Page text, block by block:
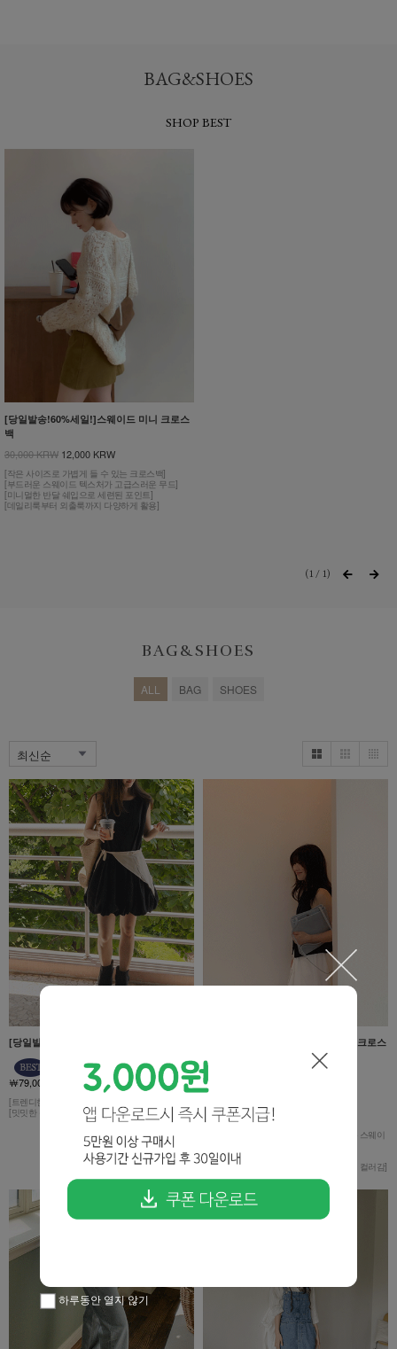
BAG&SHOES
SHOP BEST
[당일발송!60%세일!]스웨이드 미니 크로스
백
30,000 KRW 12,000 KRW
[작은 사이즈로 가볍게 들 수 있는 크로스백]
[부드러운 스웨이드 텍스처가 고급스러운 무드]
[미니멀한 반달 쉐입으로 세련된 포인트]
[데일리룩부터 외출룩까지 다양하게 활용]
1 / 1
BAG&SHOES
ALL BAG SHOES
[당일발송!50%세일!]린넨 트임 앵클부츠
￦79,000
[트렌디한 무드 연출]
[밋밋한 룩에 포인트]
플레인 파스텔블루 소가죽스웨이드 크로스
￦168,000
￦145,000
￦137,800 17%
[플레인한 감성이라 질리지 않을 멋스러운 스웨이
[더블 플랩으로 수납력도 좋아요 *_*]
[고급진 스웨이드 소재에 은은한 스카이색 컬러감]
하루동안 열지 않기